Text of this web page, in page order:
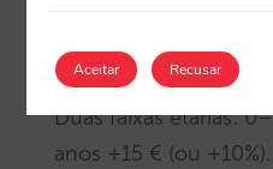
imprecisas.
Duas faixas etárias:
anos +15 € (ou
Aceitar Recusar